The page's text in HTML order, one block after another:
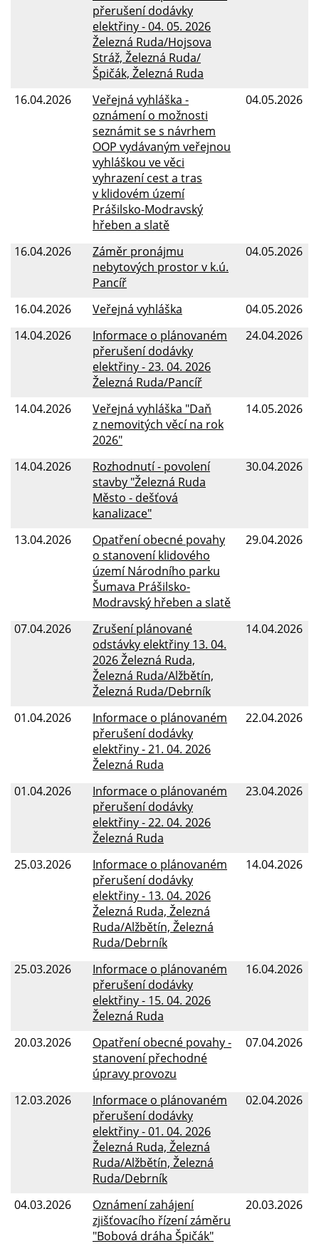
přerušení dodávky
elektřiny - 04. 05. 2026
Železná Ruda/Hojsova
Stráž, Železná Ruda/
Špičák, Železná Ruda
16.04.2026
04.05.2026
Veřejná vyhláška -
oznámení o možnosti
seznámit se s návrhem
OOP vydávaným veřejnou
vyhláškou ve věci
vyhrazení cest a tras
v klidovém území
Prášilsko-Modravský
hřeben a slatě
16.04.2026
04.05.2026
Záměr pronájmu
nebytových prostor v k.ú.
Pancíř
16.04.2026
04.05.2026
Veřejná vyhláška
14.04.2026
24.04.2026
Informace o plánovaném
přerušení dodávky
elektřiny - 23. 04. 2026
Železná Ruda/Pancíř
14.04.2026
14.05.2026
Veřejná vyhláška "Daň
z nemovitých věcí na rok
2026"
14.04.2026
30.04.2026
Rozhodnutí - povolení
stavby "Železná Ruda
Město - dešťová
kanalizace"
13.04.2026
29.04.2026
Opatření obecné povahy
o stanovení klidového
území Národního parku
Šumava Prášilsko-
Modravský hřeben a slatě
07.04.2026
14.04.2026
Zrušení plánované
odstávky elektřiny 13. 04.
2026 Železná Ruda,
Železná Ruda/Alžbětín,
Železná Ruda/Debrník
01.04.2026
22.04.2026
Informace o plánovaném
přerušení dodávky
elektřiny - 21. 04. 2026
Železná Ruda
01.04.2026
23.04.2026
Informace o plánovaném
přerušení dodávky
elektřiny - 22. 04. 2026
Železná Ruda
25.03.2026
14.04.2026
Informace o plánovaném
přerušení dodávky
elektřiny - 13. 04. 2026
Železná Ruda, Železná
Ruda/Alžbětín, Železná
Ruda/Debrník
25.03.2026
16.04.2026
Informace o plánovaném
přerušení dodávky
elektřiny - 15. 04. 2026
Železná Ruda
20.03.2026
07.04.2026
Opatření obecné povahy -
stanovení přechodné
úpravy provozu
12.03.2026
02.04.2026
Informace o plánovaném
přerušení dodávky
elektřiny - 01. 04. 2026
Železná Ruda, Železná
Ruda/Alžbětín, Železná
Ruda/Debrník
04.03.2026
20.03.2026
Oznámení zahájení
zjišťovacího řízení záměru
"Bobová dráha Špičák"